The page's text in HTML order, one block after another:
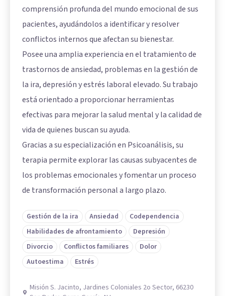
comprensión profunda del mundo emocional de sus
pacientes, ayudándolos a identificar y resolver
conflictos internos que afectan su bienestar.
Posee una amplia experiencia en el tratamiento de
trastornos de ansiedad, problemas en la gestión de
la ira, depresión y estrés laboral elevado. Su trabajo
está orientado a proporcionar herramientas
efectivas para mejorar la salud mental y la calidad de
vida de quienes buscan su ayuda.
Gracias a su especialización en Psicoanálisis, su
terapia permite explorar las causas subyacentes de
los problemas emocionales y fomentar un proceso
de transformación personal a largo plazo.
Gestión de la ira Ansiedad
Codependencia
Habilidades de afrontamiento
Depresión
Divorcio
Conflictos familiares
Dolor
Autoestima
Estrés
Misión S. Jacinto, Jardines Coloniales 2o Sector, 66230